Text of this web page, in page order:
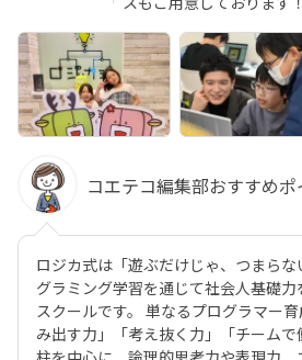
コエテコ編集部おすすめポ
ロジカ式は「遊ぶだけじゃ、つまら
グラミング学習を通じて社会人基礎
スクールです。 単なるプログラマー
み出す力」「考え抜く力」「チーム